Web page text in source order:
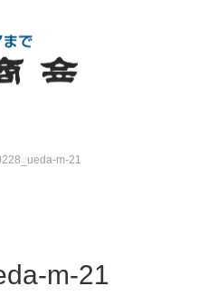
m-21
m-21